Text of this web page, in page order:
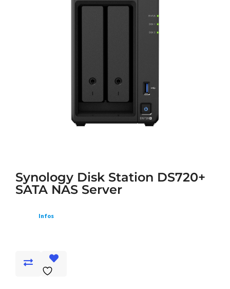
Synology Disk Station DS720+
SATA NAS Server
Infos